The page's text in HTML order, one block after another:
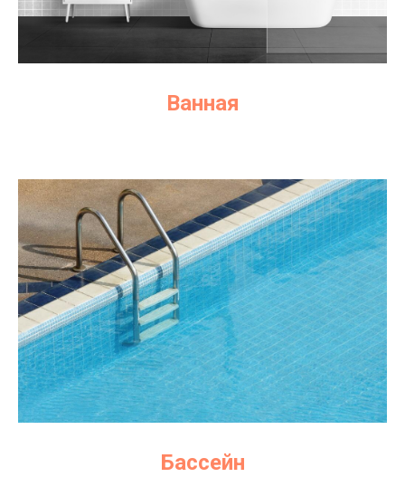
Ванная
Бассейн